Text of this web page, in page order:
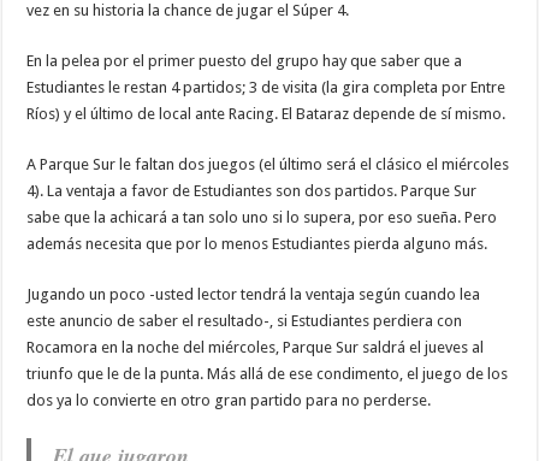
vez en su historia la chance de jugar el Súper 4.
En la pelea por el primer puesto del grupo hay que saber que a
Estudiantes le restan 4 partidos; 3 de visita (la gira completa por Entre
Ríos) y el último de local ante Racing. El Bataraz depende de sí mismo.
A Parque Sur le faltan dos juegos (el último será el clásico el miércoles
4). La ventaja a favor de Estudiantes son dos partidos. Parque Sur
sabe que la achicará a tan solo uno si lo supera, por eso sueña. Pero
además necesita que por lo menos Estudiantes pierda alguno más.
Jugando un poco -usted lector tendrá la ventaja según cuando lea
este anuncio de saber el resultado-, si Estudiantes perdiera con
Rocamora en la noche del miércoles, Parque Sur saldrá el jueves al
triunfo que le de la punta. Más allá de ese condimento, el juego de los
dos ya lo convierte en otro gran partido para no perderse.